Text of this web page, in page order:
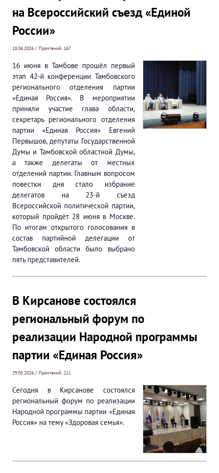
на Всероссийский съезд «Единой
России»
18.06.2026 / Прочтений: 167
16 июня в Тамбове прошёл первый
этап 42-й конференции Тамбовского
регионального отделения партии
«Единая Россия». В мероприятии
приняли участие глава области,
секретарь регионального отделения
партии «Единая Россия» Евгений
Первышов, депутаты Государственной
Думы и Тамбовской областной Думы,
а также делегаты от местных
отделений партии. Главным вопросом
повестки дня стало избрание
делегатов на 23-й съезд
Всероссийской политической партии,
который пройдёт 28 июня в Москве.
По итогам открытого голосования в
состав партийной делегации от
Тамбовской области было выбрано
пять представителей.
В Кирсанове состоялся
региональный форум по
реализации Народной программы
партии «Единая Россия»
29.05.2026 / Прочтений: 211
Сегодня в Кирсанове состоялся
региональный форум по реализации
Народной программы партии «Единая
Россия» на тему «Здоровая семья».